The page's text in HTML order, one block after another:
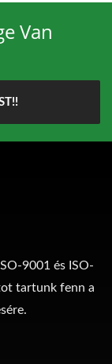
Van
9001 és ISO-
tartunk fenn a